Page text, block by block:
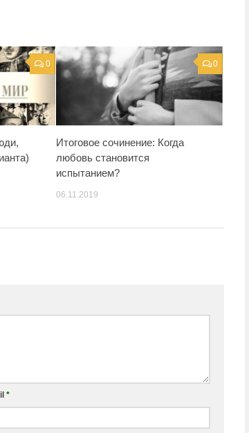
0 0
Итоговое сочинение: Когда
любовь становится
испытанием?
06.11.2019
*